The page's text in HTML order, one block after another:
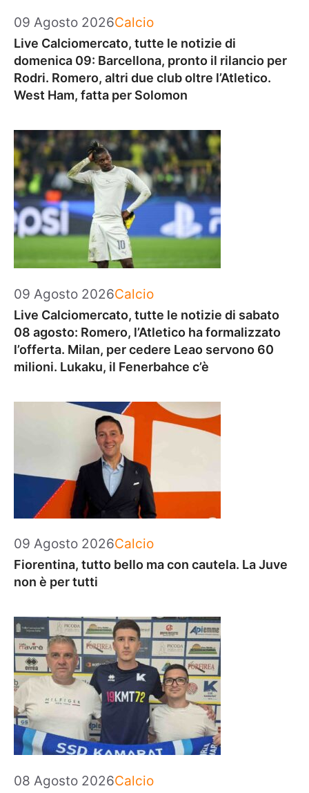
09 Agosto 2026Categorie
Calcio
Live Calciomercato, tutte le notizie di
domenica 09: Barcellona, pronto il rilancio per
Rodri. Romero, altri due club oltre l’Atletico.
West Ham, fatta per Solomon
09 Agosto 2026Categorie
Calcio
Live Calciomercato, tutte le notizie di sabato
08 agosto: Romero, l’Atletico ha formalizzato
l’offerta. Milan, per cedere Leao servono 60
milioni. Lukaku, il Fenerbahce c’è
09 Agosto 2026Categorie
Calcio
Fiorentina, tutto bello ma con cautela. La Juve
non è per tutti
08 Agosto 2026Categorie
Calcio